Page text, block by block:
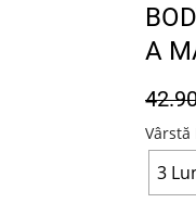
A
Vârstă
3